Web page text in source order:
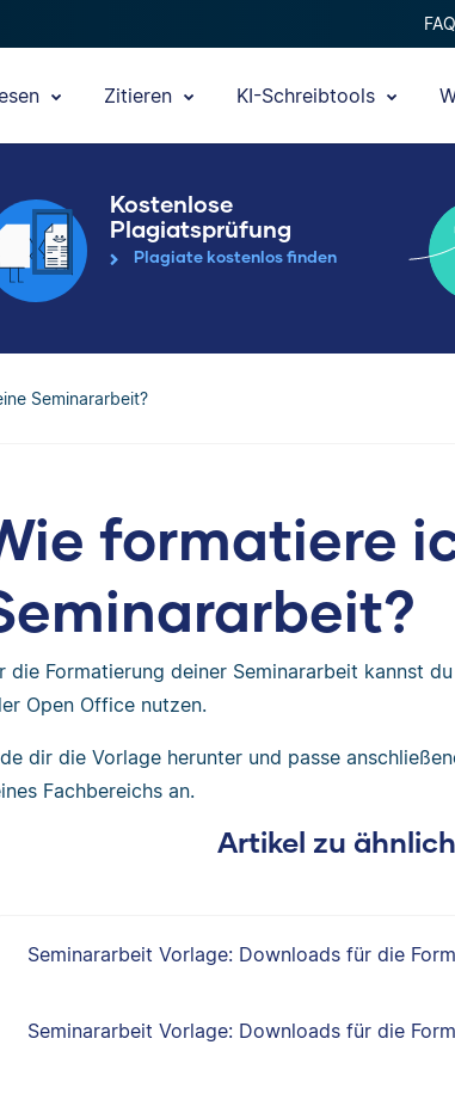
FAQ
Zitieren KI-Schreibtools
Kostenlose
Plagiatsprüfung
Plagiate kostenlos finden
Seminararbeit?
formatiere
die Formatierung deiner Seminararbeit kannst
Open Office nutzen.
dir die Vorlage herunter und passe
Fachbereichs an.
Artikel zu
Seminararbeit Vorlage: Downloads für die
Seminararbeit Vorlage: Downloads für die